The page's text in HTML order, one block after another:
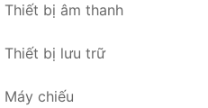
Thiết bị âm thanh
Thiết bị lưu trữ
Máy chiếu